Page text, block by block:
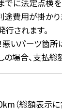
に法定点検を
費用が掛かり
されます。
いパーツ箇所
場合、支払総額
（総額表示